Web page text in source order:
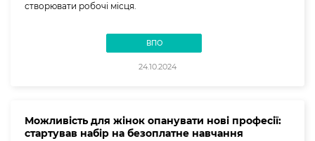
створювати робочі місця.
ВПО
24.10.2024
Можливість для жінок опанувати нові професії:
стартував набір на безоплатне навчання